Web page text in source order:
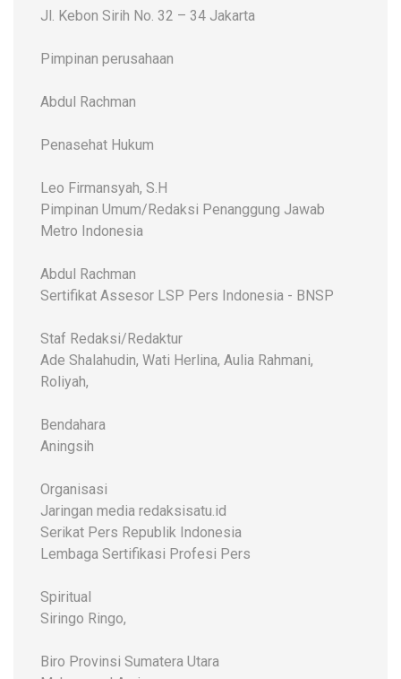
Jl. Kebon Sirih No. 32 – 34 Jakarta
Pimpinan perusahaan
Abdul Rachman
Penasehat Hukum
Leo Firmansyah, S.H
Pimpinan Umum/Redaksi Penanggung Jawab
Metro Indonesia
Abdul Rachman
Sertifikat Assesor LSP Pers Indonesia - BNSP
Staf Redaksi/Redaktur
Ade Shalahudin, Wati Herlina, Aulia Rahmani,
Roliyah,
Bendahara
Aningsih
Organisasi
Jaringan media redaksisatu.id
Serikat Pers Republik Indonesia
Lembaga Sertifikasi Profesi Pers
Spiritual
Siringo Ringo,
Biro Provinsi Sumatera Utara